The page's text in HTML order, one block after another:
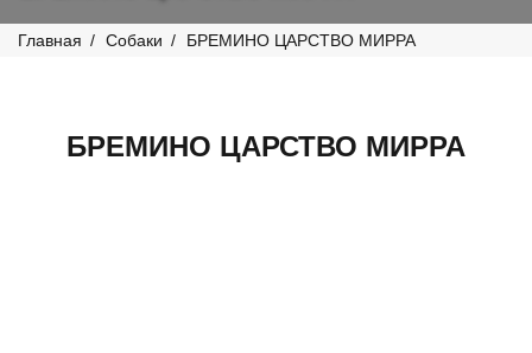
Главная Собаки БРЕМИНО ЦАРСТВО МИРРА
БРЕМИНО ЦАРСТВО МИРРА